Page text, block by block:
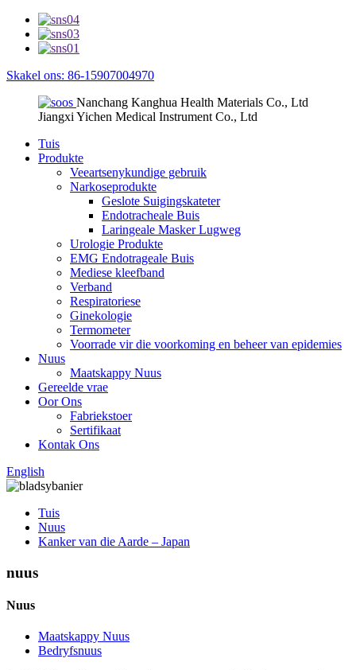
Skakel ons: 86-15907004970
Nanchang Kanghua Health Materials Co., Ltd
Jiangxi Yichen Medical Instrument Co., Ltd
Tuis
Produkte
Veeartsenykundige gebruik
Narkoseprodukte
Geslote Suigingskateter
Endotracheale Buis
Laringeale Masker Lugweg
Urologie Produkte
EMG Endotrageale Buis
Mediese kleefband
Verband
Respiratoriese
Ginekologie
Termometer
Voorrade vir die voorkoming en beheer van epidemies
Nuus
Maatskappy Nuus
Gereelde vrae
Oor Ons
Fabriekstoer
Sertifikaat
Kontak Ons
English
Tuis
Nuus
Kanker van die Aarde – Japan
nuus
Nuus
Maatskappy Nuus
Bedryfsnuus